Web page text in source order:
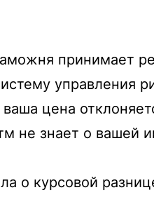
принимает
управления
цена
не знает о вашей
о курсовой